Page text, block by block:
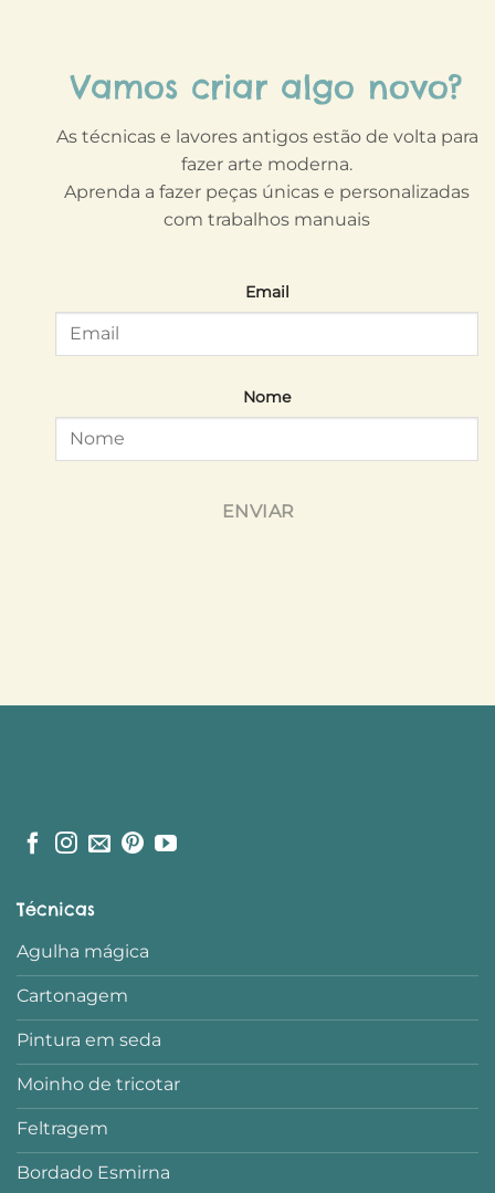
Vamos criar algo novo?
As técnicas e lavores antigos estão de volta para
fazer arte moderna.
Aprenda a fazer peças únicas e personalizadas
com trabalhos manuais
Email
Nome
ENVIAR
Técnicas
Agulha mágica
Cartonagem
Pintura em seda
Moinho de tricotar
Feltragem
Bordado Esmirna